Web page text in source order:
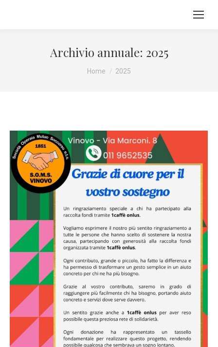
Archivio annuale: 2025
Tu sei qui:
Home 2025